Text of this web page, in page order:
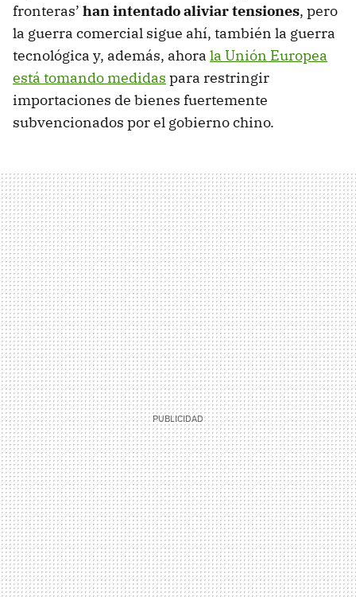
fronteras’ han intentado aliviar tensiones, pero
la guerra comercial sigue ahí, también la guerra
tecnológica y, además, ahora la Unión Europea
está tomando medidas para restringir
importaciones de bienes fuertemente
subvencionados por el gobierno chino.